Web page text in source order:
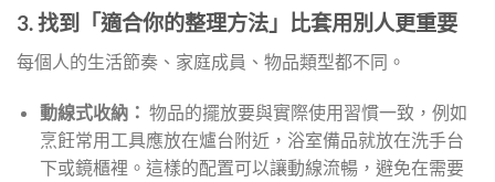
3. 找到「適合你的整理方法」比套用別人更重要
每個人的生活節奏、家庭成員、物品類型都不同。
動線式收納： 物品的擺放要與實際使用習慣一致，例如
烹飪常用工具應放在爐台附近，浴室備品就放在洗手台
下或鏡櫃裡。這樣的配置可以讓動線流暢，避免在需要